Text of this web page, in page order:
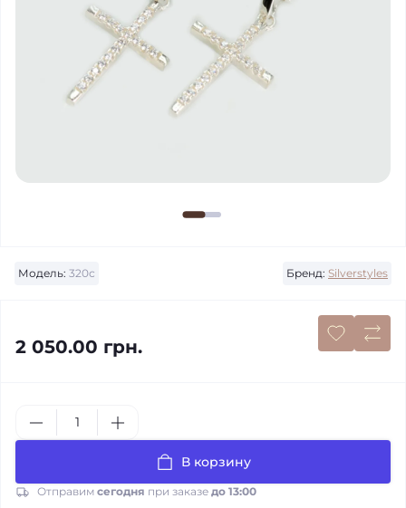
Модель: 320с Бренд: Silverstyles
2 050.00 грн.
В корзину
Отправим сегодня при заказе до 13:00